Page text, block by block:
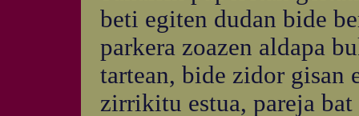
beti egiten dudan bide
parkera zoazen aldapa
tartean, bide zidor gisan
zirrikitu estua, pareja